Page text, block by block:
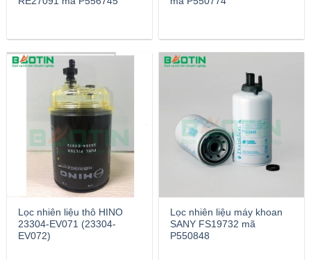
Lọc nhiên liệu thô HINO
23304-EV071 (23304-
EV072)
Lọc nhiên liệu máy khoan
SANY FS19732 mã
P550848